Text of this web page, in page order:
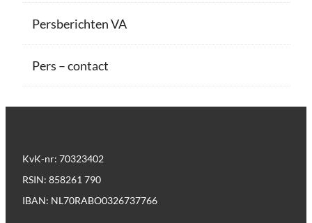
Persberichten VA
Pers – contact
KvK-nr: 70323402
RSIN: 858261 790
IBAN: NL70RABO0326737766